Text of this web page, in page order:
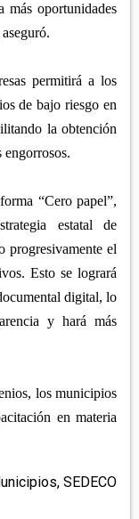
más oportunidades
permitirá a los
de bajo riesgo en
la obtención
“Cero papel”,
estatal de
progresivamente el
Esto se logrará
digital, lo
y hará más
los municipios
en materia
, SEDECO